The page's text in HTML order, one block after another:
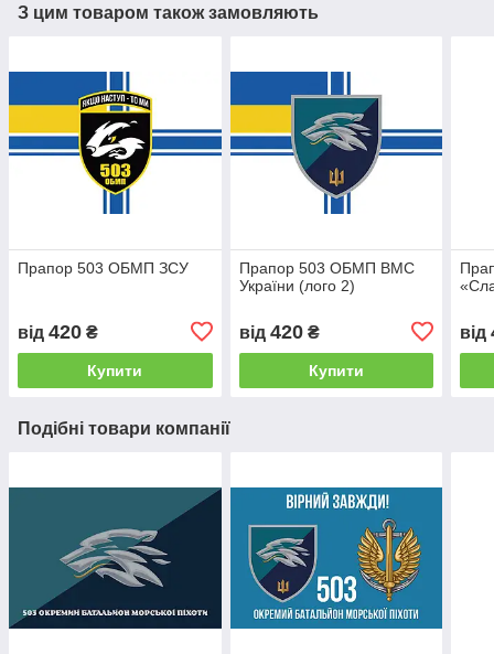
З цим товаром також замовляють
Прапор 503 ОБМП ЗСУ
від 420 ₴
Купити
Прапор 503 ОБМП ВМС
України (лого 2)
від 420₴
Купити
від
Подібні товари компанії